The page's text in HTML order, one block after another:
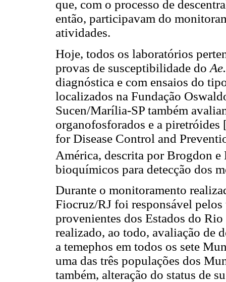
que, com o processo de
então, participavam do
atividades.
Hoje, todos os laboratórios
provas de susceptibilidade do
diagnóstica e com ensaios do
localizados na Fundação
Sucen/Marília-SP também
organofosforados e a piretróides
for Disease Control and
América, descrita por Brogdon
bioquímicos para detecção dos
Durante o monitoramento
Fiocruz/RJ foi responsável
provenientes dos Estados do
realizado, ao todo, avaliação de
a temephos em todos os sete
uma das três populações dos
também, alteração do status de